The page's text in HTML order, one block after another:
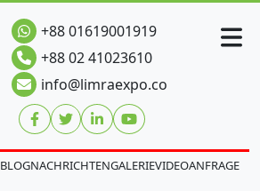
+88 01619001919
+88 02 41023610
info@limraexpo.co
BLOGNACHRICHTENGALERIEVIDEOANFRAGE